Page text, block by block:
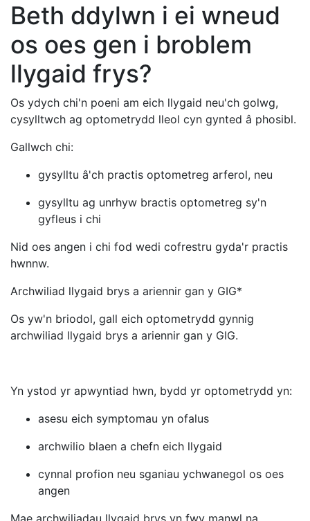
Beth ddylwn i ei wneud
os oes gen i broblem
llygaid frys?
Os ydych chi'n poeni am eich llygaid neu'ch golwg,
cysylltwch ag optometrydd lleol cyn gynted â phosibl.
Gallwch chi:
gysylltu â'ch practis optometreg arferol, neu
gysylltu ag unrhyw bractis optometreg sy'n
gyfleus i chi
Nid oes angen i chi fod wedi cofrestru gyda'r practis
hwnnw.
Archwiliad llygaid brys a ariennir gan y GIG*
Os yw'n briodol, gall eich optometrydd gynnig
archwiliad llygaid brys a ariennir gan y GIG.
Yn ystod yr apwyntiad hwn, bydd yr optometrydd yn:
asesu eich symptomau yn ofalus
archwilio blaen a chefn eich llygaid
cynnal profion neu sganiau ychwanegol os oes
angen